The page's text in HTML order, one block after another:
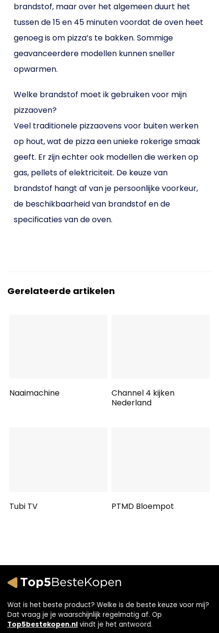
brandstof, maar over het algemeen duurt het
tussen de 15 en 45 minuten voordat de oven heet
genoeg is om pizza’s te bakken. Sommige
geavanceerdere modellen kunnen sneller
opwarmen.
Welke brandstof moet ik gebruiken voor mijn
pizzaoven?
Veel traditionele pizzaovens voor buiten werken
op hout, wat de pizza een unieke rokerige smaak
geeft. Er zijn echter ook modellen die werken op
gas, pellets of elektriciteit. De keuze van
brandstof hangt af van je persoonlijke voorkeur,
de beschikbaarheid van brandstof en de
specificaties van de oven.
Gerelateerde artikelen
Naaimachine
Channel 4 kijken
Nederland
Tubi TV PTMD Bloempot
Wat is het beste product? Welke is de beste keuze voor mij?
Dat vraag je je waarschijnlijk regelmatig af. Op
Top5bestekopen.nl vindt je het antwoord.